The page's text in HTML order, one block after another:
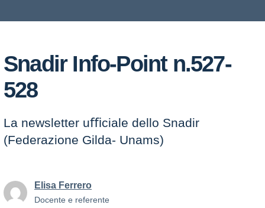
Snadir Info-Point n.527-
528
La newsletter uﬃciale dello Snadir
(Federazione Gilda- Unams)
Elisa Ferrero
Docente e referente